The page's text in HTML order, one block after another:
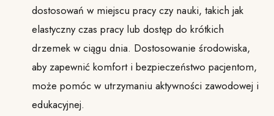
dostosowań w miejscu pracy czy nauki, takich jak
elastyczny czas pracy lub dostęp do krótkich
drzemek w ciągu dnia. Dostosowanie środowiska,
aby zapewnić komfort i bezpieczeństwo pacjentom,
może pomóc w utrzymaniu aktywności zawodowej i
edukacyjnej.